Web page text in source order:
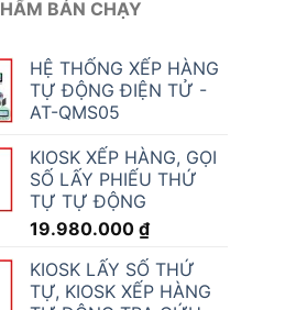
BÁN CHẠY
HỆ THỐNG XẾP HÀNG
TỰ ĐỘNG ĐIỆN TỬ -
AT-QMS05
KIOSK XẾP HÀNG, GỌI
SỐ LẤY PHIẾU THỨ
TỰ TỰ ĐỘNG
19.980.000 ₫
KIOSK LẤY SỐ THỨ
TỰ, KIOSK XẾP HÀNG